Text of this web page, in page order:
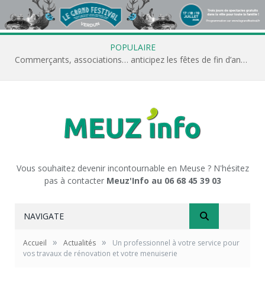
POPULAIRE
Commerçants, associations… anticipez les fêtes de fin d’année avec Meuz’Info
Vous souhaitez devenir incontournable en Meuse ? N'hésitez
pas à contacter Meuz'Info au 06 68 45 39 03
NAVIGATE
Accueil » Actualités »
Un professionnel à votre service pour
vos travaux de rénovation et votre menuiserie